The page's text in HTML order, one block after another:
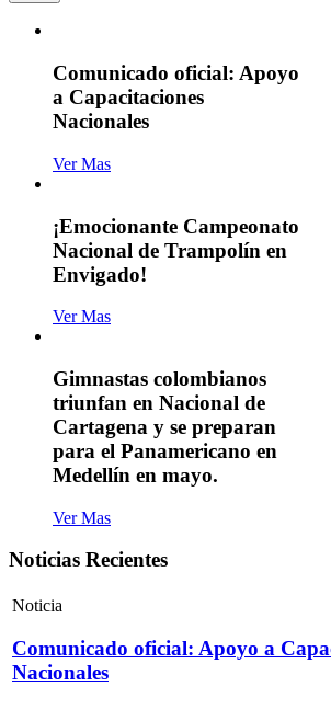
Comunicado oficial: Apoyo
a Capacitaciones
Nacionales
Ver Mas
¡Emocionante Campeonato
Nacional de Trampolín en
Envigado!
Ver Mas
Gimnastas colombianos
triunfan en Nacional de
Cartagena y se preparan
para el Panamericano en
Medellín en mayo.
Ver Mas
Noticias Recientes
Noticia
Comunicado oficial: Apoyo a
Nacionales